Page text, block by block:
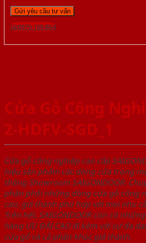
Gọi 0976.169.864
Cửa Gỗ Công
2-HDFV-SGD_1
Cửa gỗ công nghiệp cao cấp
hiệu sản phẩm các dòng cửa trong
thống Showroom SAIGONDOOR.
phân phối những dòng cửa gỗ công
cao, giá thành phù hợp với mọi nhu
Trên hết, SAIGONDOOR còn có
hàng ƯU ĐÃI CAO đi kèm với sự đa
cửa gỗ và cả phân khúc giá thành.